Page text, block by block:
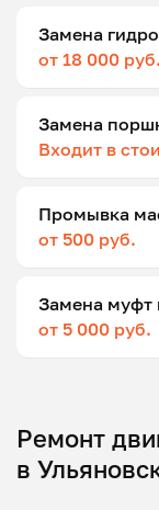
Замена
от 18 000 руб.
Замена
Входит в
Промывка
от 500 руб.
Замена муфт
от 5 000 руб.
Ремонт
в